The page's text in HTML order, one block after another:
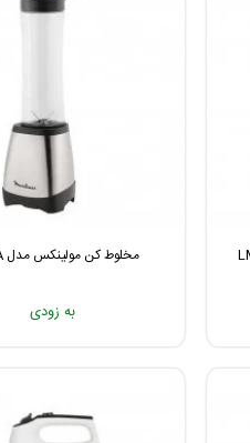
مخلوط کن مولینکس مدل LM1A
به زودی